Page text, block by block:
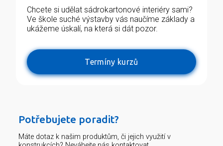
Chcete si udělat sádrokartonové interiéry sami?
Ve škole suché výstavby vás naučíme základy a
ukážeme úskalí, na která si dát pozor.
Termíny kurzů
Potřebujete poradit?
Máte dotaz k našim produktům, či jejich využití v